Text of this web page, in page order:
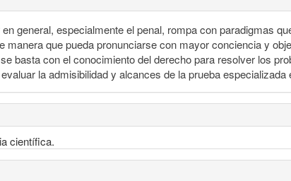
general, especialmente el penal, rompa con paradigmas
que pueda pronunciarse con mayor conciencia y
basta con el conocimiento del derecho para resolver los
la admisibilidad y alcances de la prueba
científica.